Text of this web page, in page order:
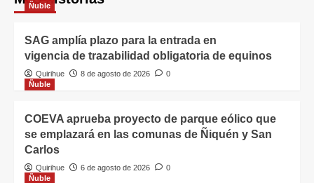
Ñuble
SAG amplía plazo para la entrada en
vigencia de trazabilidad obligatoria de equinos
Quirihue 8 de agosto de 2026
0
Ñuble
COEVA aprueba proyecto de parque eólico que
se emplazará en las comunas de Ñiquén y San
Carlos
Quirihue 6 de agosto de 2026
0
Ñuble